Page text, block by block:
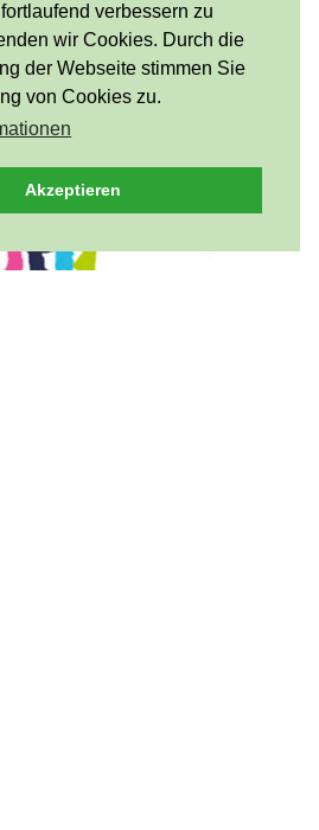
verbessern zu
wir Cookies. Durch die
der Webseite stimmen Sie
von Cookies zu.
Akzeptieren